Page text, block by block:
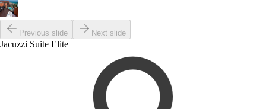
Previous slide Next slide
Jacuzzi Suite Elite